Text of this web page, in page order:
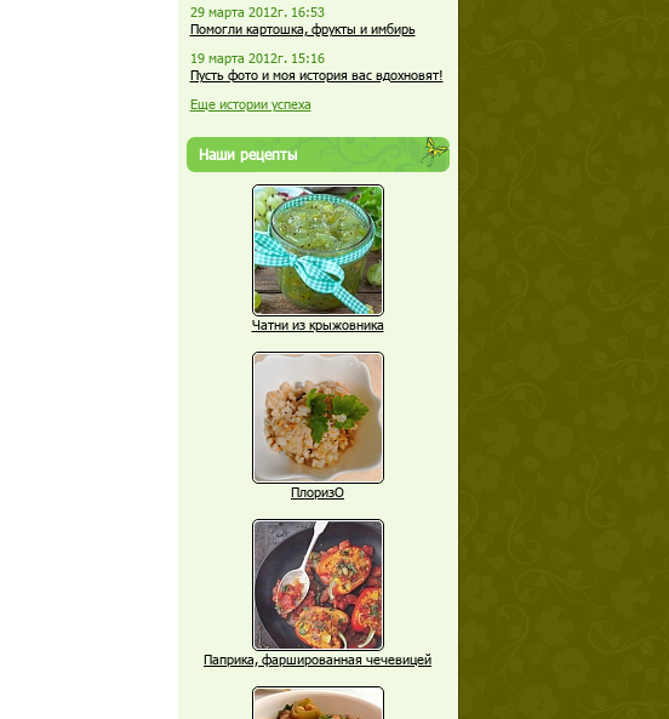
29 марта 2012г. 16:53
Помогли картошка, фрукты и имбирь
19 марта 2012г. 15:16
Пусть фото и моя история вас вдохновят!
Еще истории успеха
Наши рецепты
Чатни из крыжовника
ПлоризО
Паприка, фаршированная чечевицей